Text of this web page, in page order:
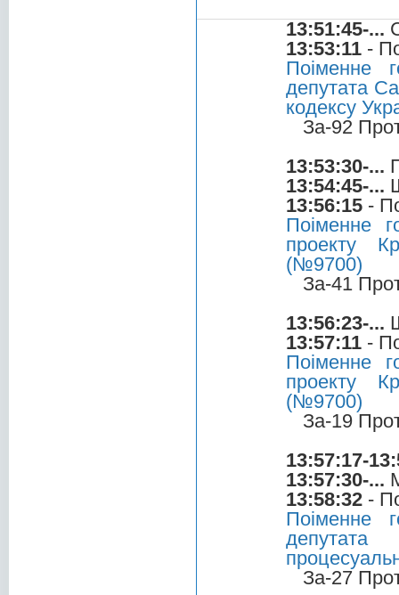
13:51:45-...
13:53:11 -
Поіменне
депутата
кодексу
За-92
13:53:30-...
13:54:45-...
13:56:15 -
Поіменне
проекту
(№9700)
За-41
13:56:23-...
13:57:11 -
Поіменне
проекту
(№9700)
За-19
13:57:17-
13:57:30-...
13:58:32 -
Поіменне
За-27